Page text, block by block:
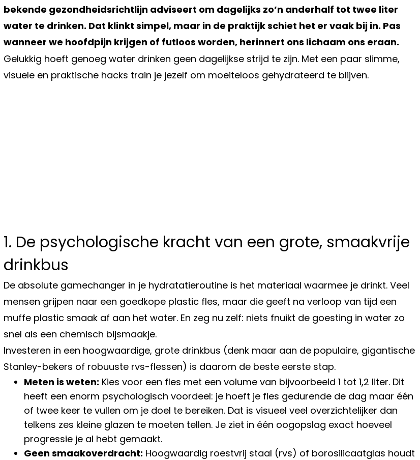
bekende gezondheidsrichtlijn adviseert om dagelijks zo’n anderhalf tot twee liter
water te drinken. Dat klinkt simpel, maar in de praktijk schiet het er vaak bij in. Pas
wanneer we hoofdpijn krijgen of futloos worden, herinnert ons lichaam ons eraan.
Gelukkig hoeft genoeg water drinken geen dagelijkse strijd te zijn. Met een paar slimme,
visuele en praktische hacks train je jezelf om moeiteloos gehydrateerd te blijven.
1. De psychologische kracht van een grote, smaakvrije
drinkbus
De absolute gamechanger in je hydratatieroutine is het materiaal waarmee je drinkt. Veel
mensen grijpen naar een goedkope plastic fles, maar die geeft na verloop van tijd een
muffe plastic smaak af aan het water. En zeg nu zelf: niets fnuikt de goesting in water zo
snel als een chemisch bijsmaakje.
Investeren in een hoogwaardige, grote drinkbus (denk maar aan de populaire, gigantische
Stanley-bekers of robuuste rvs-flessen) is daarom de beste eerste stap.
Meten is weten: Kies voor een fles met een volume van bijvoorbeeld 1 tot 1,2 liter. Dit
heeft een enorm psychologisch voordeel: je hoeft je fles gedurende de dag maar één
of twee keer te vullen om je doel te bereiken. Dat is visueel veel overzichtelijker dan
telkens zes kleine glazen te moeten tellen. Je ziet in één oogopslag exact hoeveel
progressie je al hebt gemaakt.
Geen smaakoverdracht: Hoogwaardig roestvrij staal (rvs) of borosilicaatglas houdt